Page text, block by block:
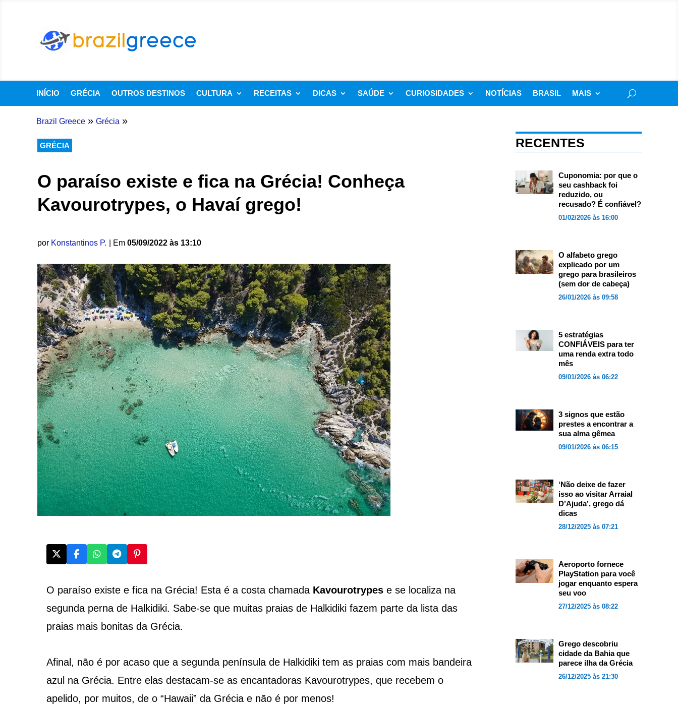
INÍCIO GRÉCIA OUTROS DESTINOS CULTURA RECEITAS DICAS SAÚDE CURIOSIDADES NOTÍCIAS BRASIL MAIS
Brazil Greece » Grécia »
GRÉCIA
O paraíso existe e fica na Grécia! Conheça
Kavourotrypes, o Havaí grego!
por Konstantinos P. | Em 05/09/2022 às 13:10
O paraíso existe e fica na Grécia! Esta é a costa chamada Kavourotrypese se localiza na
segunda perna de Halkidiki. Sabe-se que muitas praias de Halkidiki fazem parte da lista das
praias mais bonitas da Grécia.
Afinal, não é por acaso que a segunda península de Halkidiki tem as praias com mais bandeira
azul na Grécia. Entre elas destacam-se as encantadoras Kavourotrypes, que recebem o
apelido, por muitos, de o “Hawaii” da Grécia e não é por menos!
RECENTES
Cuponomia: por que o
seu cashback foi
reduzido, ou
recusado? É confiável?
01/02/2026 às 16:00
O alfabeto grego
explicado por um
grego para brasileiros
(sem dor de cabeça)
26/01/2026 às 09:58
5 estratégias
CONFIÁVEIS para ter
uma renda extra todo
mês
09/01/2026 às 06:22
3 signos que estão
prestes a encontrar a
sua alma gêmea
09/01/2026 às 06:15
‘Não deixe de fazer
isso ao visitar Arraial
D’Ajuda’, grego dá
dicas
28/12/2025 às 07:21
Aeroporto fornece
PlayStation para você
jogar enquanto espera
seu voo
27/12/2025 às 08:22
Grego descobriu
cidade da Bahia que
parece ilha da Grécia
26/12/2025 às 21:30